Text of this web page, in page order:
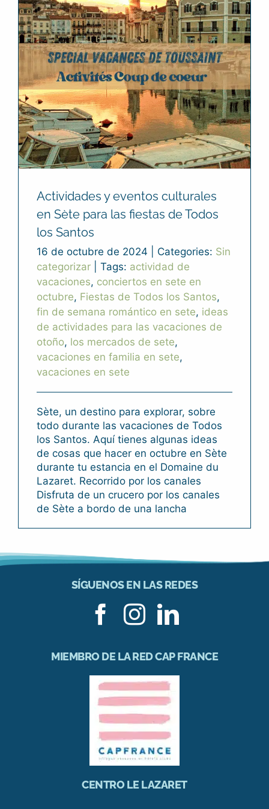
Actividades y eventos culturales
en Sète para las fiestas de Todos
los Santos
16 de octubre de 2024 Categories: Sin
categorizar
Tags: actividad de
vacaciones, conciertos en sete en
octubre, Fiestas de Todos los Santos,
fin de semana romántico en sete, ideas
de actividades para las vacaciones de
otoño, los mercados de sete,
vacaciones en familia en sete,
vacaciones en sete
Sète, un destino para explorar, sobre
todo durante las vacaciones de Todos
los Santos. Aquí tienes algunas ideas
de cosas que hacer en octubre en Sète
durante tu estancia en el Domaine du
Lazaret. Recorrido por los canales
Disfruta de un crucero por los canales
de Sète a bordo de una lancha
SÍGUENOS EN LAS REDES
MIEMBRO DE LA RED CAP FRANCE
CENTRO LE LAZARET